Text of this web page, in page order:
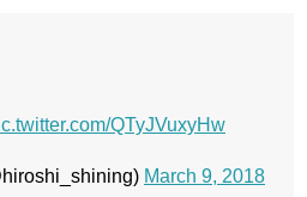
QTyJVuxyHw
March 9, 2018